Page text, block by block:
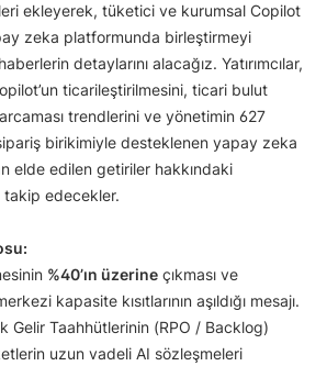
ekleyerek, tüketici ve kurumsal Copilot
zeka platformunda birleştirmeyi
detaylarını alacağız. Yatırımcılar,
ticarileştirilmesini, ticari bulut
trendlerini ve yönetimin 627
birikimiyle desteklenen yapay zeka
elde edilen getiriler hakkındaki
takip edecekler.
%40’ın üzerine çıkması ve
kapasite kısıtlarının aşıldığı mesajı.
Gelir Taahhütlerinin (RPO / Backlog)
uzun vadeli AI sözleşmeleri